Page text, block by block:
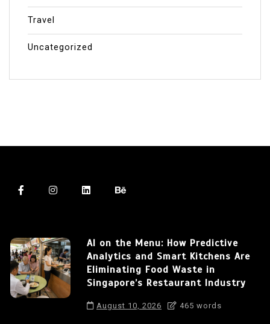
Travel
Uncategorized
AI on the Menu: How Predictive
Analytics and Smart Kitchens Are
Eliminating Food Waste in
Singapore’s Restaurant Industry
August 10, 2026 465 words